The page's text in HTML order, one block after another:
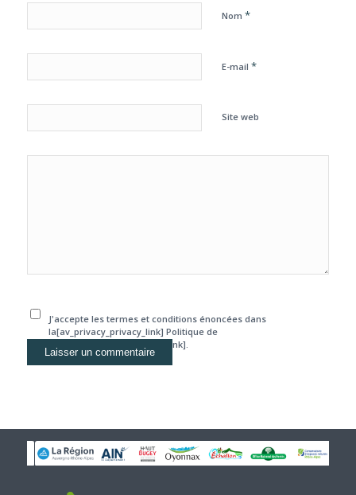
Nom *
E-mail *
Site web
J'accepte les termes et conditions énoncées dans
la[av_privacy_privacy_link] Politique de
confidentialité[/av_privacy_link].